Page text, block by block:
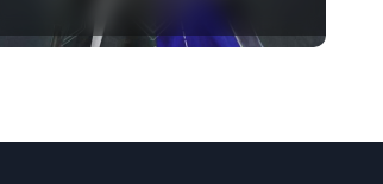
the mist